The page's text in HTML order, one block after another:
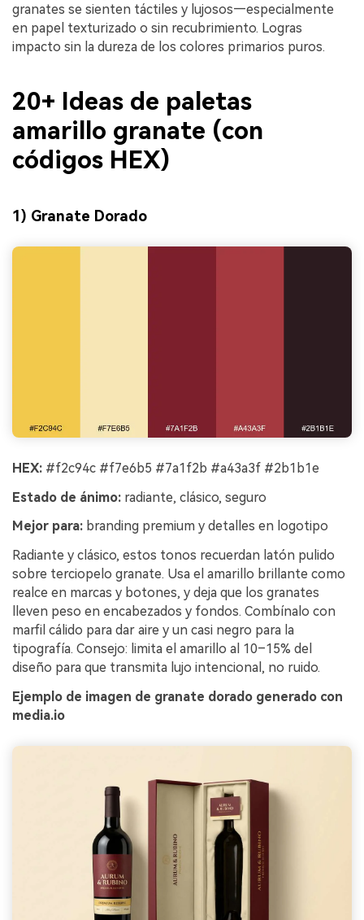
granates se sienten táctiles y lujosos—especialmente
en papel texturizado o sin recubrimiento. Logras
impacto sin la dureza de los colores primarios puros.
20+ Ideas de paletas
amarillo granate (con
códigos HEX)
1) Granate Dorado
HEX: #f2c94c #f7e6b5 #7a1f2b #a43a3f #2b1b1e
Estado de ánimo: radiante, clásico, seguro
Mejor para: branding premium y detalles en logotipo
Radiante y clásico, estos tonos recuerdan latón pulido
sobre terciopelo granate. Usa el amarillo brillante como
realce en marcas y botones, y deja que los granates
lleven peso en encabezados y fondos. Combínalo con
marfil cálido para dar aire y un casi negro para la
tipografía. Consejo: limita el amarillo al 10–15% del
diseño para que transmita lujo intencional, no ruido.
Ejemplo de imagen de granate dorado generado con
media.io